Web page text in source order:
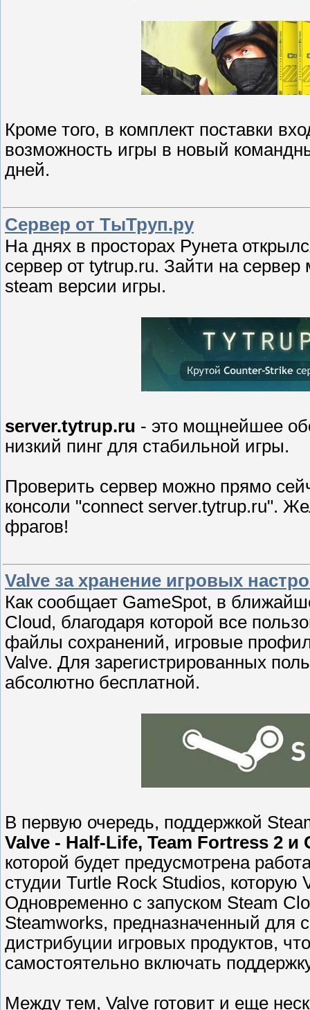
Кроме того, в комплект поставки
возможность игры в новый
дней.
Сервер от ТыТруп.ру
На днях в просторах Рунета
сервер от tytrup.ru. Зайти на
steam версии игры.
server.tytrup.ru - это мощнейшее
низкий пинг для стабильной игры.
Проверить сервер можно прямо
консоли "connect server.tytrup.ru".
фрагов!
Valve за хранение игровых
Как сообщает GameSpot, в
Cloud, благодаря которой все
файлы сохранений, игровые
Valve. Для зарегистрированных
абсолютно бесплатной.
В первую очередь, поддержкой
Valve - Half-Life, Team Fortress 2 и
которой будет предусмотрена
студии Turtle Rock Studios, которую
Одновременно с запуском Steam
Steamworks, предназначенный для
дистрибуции игровых продуктов,
самостоятельно включать
Между тем, Valve готовит и еще